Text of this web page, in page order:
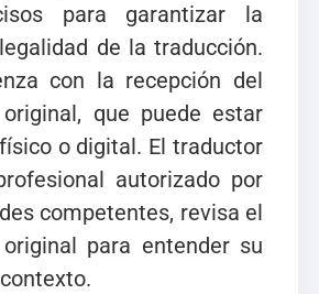
para garantizar la
de la traducción.
con la recepción del
que puede estar
o digital. El traductor
autorizado por
competentes, revisa el
para entender su